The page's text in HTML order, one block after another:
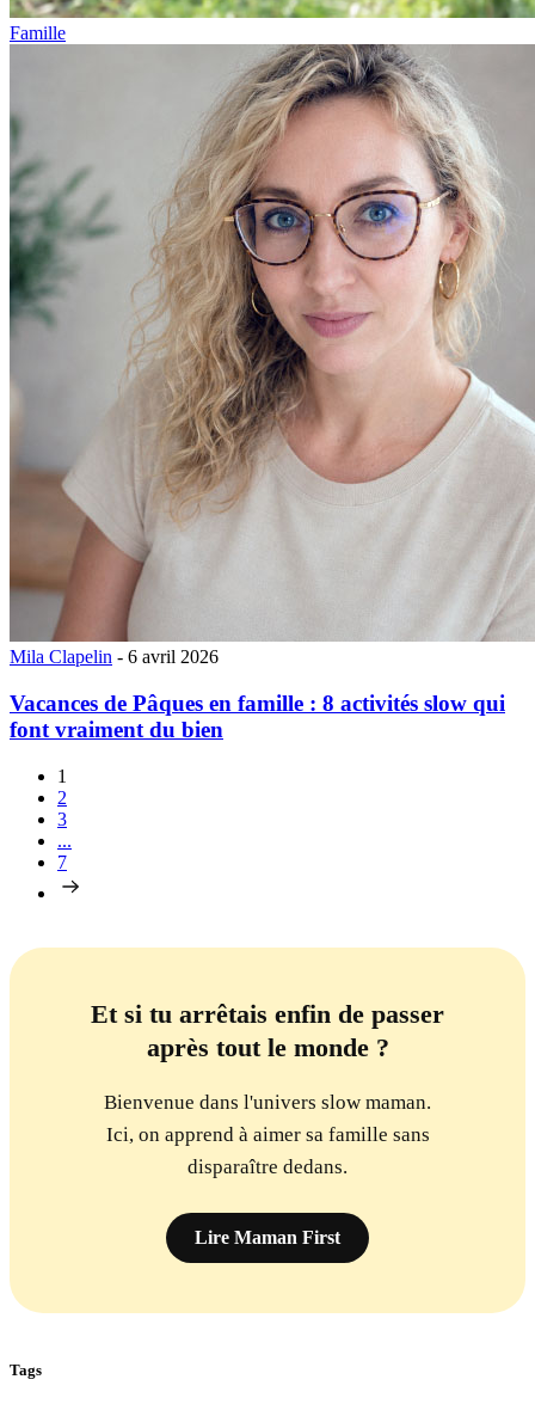
Famille
Mila Clapelin - 6 avril 2026
Vacances de Pâques en famille : 8 activités slow qui
font vraiment du bien
1
2
3
...
7
Et si tu arrêtais enfin de passer
après tout le monde ?
Bienvenue dans l'univers slow maman.
Ici, on apprend à aimer sa famille sans
disparaître dedans.
Lire Maman First
Tags